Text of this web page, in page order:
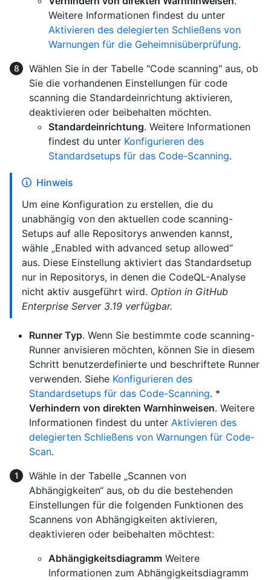
Weitere Informationen findest du unter
Aktivieren des delegierten Schließens von
Warnungen für die Geheimnisüberprüfung.
Wählen Sie in der Tabelle "Code scanning" aus, ob
Sie die vorhandenen Einstellungen für code
scanning die Standardeinrichtung aktivieren,
deaktivieren oder beibehalten möchten.
Standardeinrichtung. Weitere Informationen
findest du unter Konfigurieren des
Standardsetups für das Code-Scanning.
Hinweis
Um eine Konfiguration zu erstellen, die du
unabhängig von den aktuellen code scanning-
Setups auf alle Repositorys anwenden kannst,
wähle „Enabled with advanced setup allowed“
aus. Diese Einstellung aktiviert das Standardsetup
nur in Repositorys, in denen die CodeQL-Analyse
nicht aktiv ausgeführt wird. Option in GitHub
Enterprise Server 3.19 verfügbar.
Runner Typ. Wenn Sie bestimmte code scanning-
Runner anvisieren möchten, können Sie in diesem
Schritt benutzerdefinierte und beschriftete Runner
verwenden. Siehe Konfigurieren des
Standardsetups für das Code-Scanning. *
Verhindern von direkten Warnhinweisen. Weitere
Informationen findest du unter Aktivieren des
delegierten Schließens von Warnungen für Code-
Scan.
Wähle in der Tabelle „Scannen von
Abhängigkeiten“ aus, ob du die bestehenden
Einstellungen für die folgenden Funktionen des
Scannens von Abhängigkeiten aktivieren,
deaktivieren oder beibehalten möchtest:
Abhängigkeitsdiagramm Weitere
Informationen zum Abhängigkeitsdiagramm